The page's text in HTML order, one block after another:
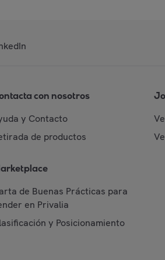
con nosotros
y Contacto
de productos
de Buenas Prácticas para
en Privalia
y Posicionamiento